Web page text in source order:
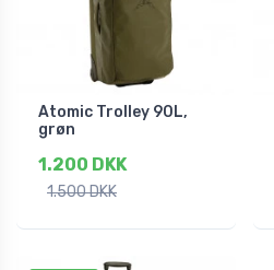
Atomic Trolley 90L,
grøn
1.200 DKK
1.500 DKK